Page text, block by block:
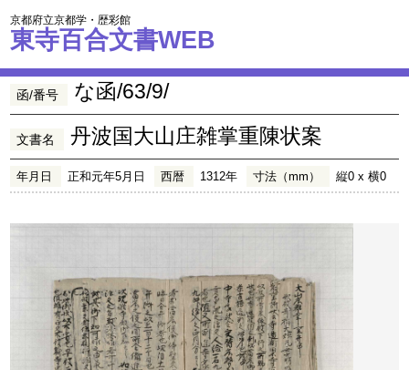
京都府立京都学・歴彩館
東寺百合文書WEB
函/番号 な函/63/9/
文書名 丹波国大山庄雑掌重陳状案
年月日 正和元年5月日 西暦 1312年 寸法（mm） 縦0 x 横0